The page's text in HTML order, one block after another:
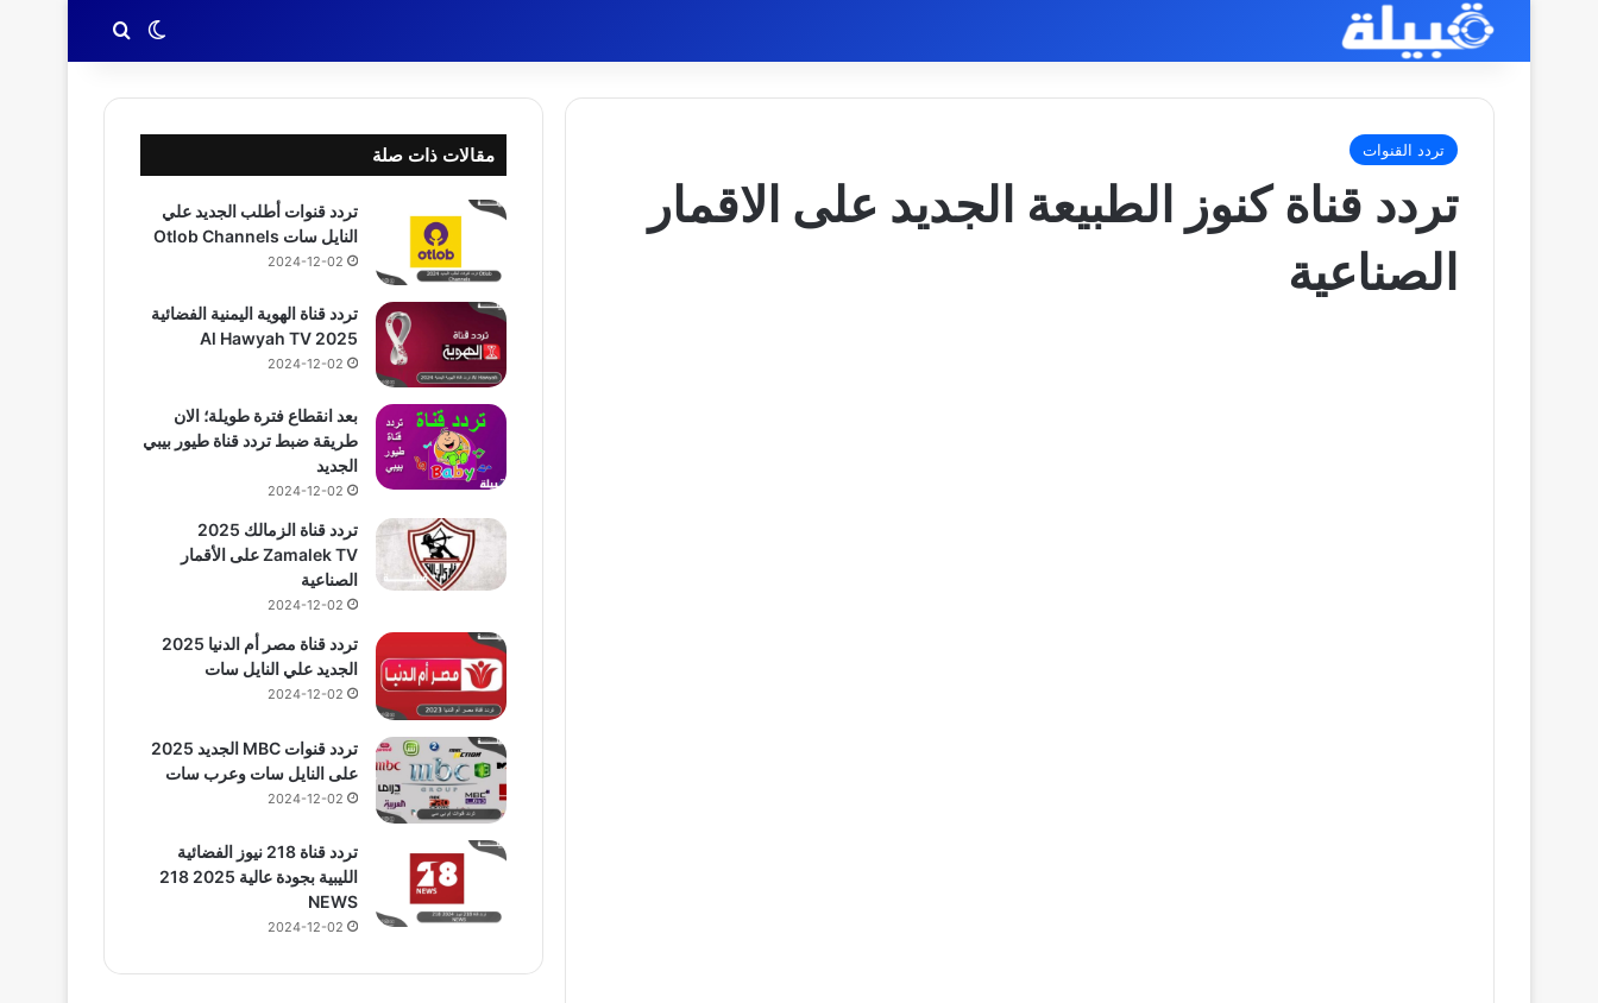
الوضع المظلم
بحث عن
تردد القنوات
تردد قناة كنوز الطبيعة الجديد على الاقمار
الصناعية
مقالات ذات صلة
تردد قنوات أطلب الجديد علي
النايل سات Otlob Channels
2024-12-02
تردد قناة الهوية اليمنية الفضائية
2025 Al Hawyah TV
2024-12-02
بعد انقطاع فترة طويلة؛ الان
طريقة ضبط تردد قناة طيور بيبي
الجديد
2024-12-02
تردد قناة الزمالك 2025
Zamalek TV على الأقمار
الصناعية
2024-12-02
تردد قناة مصر أم الدنيا 2025
الجديد علي النايل سات
2024-12-02
تردد قنوات MBC الجديد 2025
على النايل سات وعرب سات
2024-12-02
تردد قناة 218 نيوز الفضائية
الليبية بجودة عالية 2025 218
NEWS
2024-12-02